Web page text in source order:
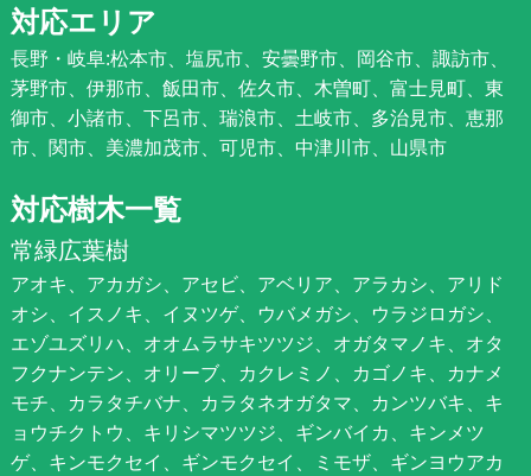
対応エリア
長野・岐阜:松本市、塩尻市、安曇野市、岡谷市、諏訪市、
茅野市、伊那市、飯田市、佐久市、木曽町、富士見町、東
御市、小諸市、下呂市、瑞浪市、土岐市、多治見市、恵那
市、関市、美濃加茂市、可児市、中津川市、山県市
対応樹木一覧
常緑広葉樹
アオキ、アカガシ、アセビ、アベリア、アラカシ、アリド
オシ、イスノキ、イヌツゲ、ウバメガシ、ウラジロガシ、
エゾユズリハ、オオムラサキツツジ、オガタマノキ、オタ
フクナンテン、オリーブ、カクレミノ、カゴノキ、カナメ
モチ、カラタチバナ、カラタネオガタマ、カンツバキ、キ
ョウチクトウ、キリシマツツジ、ギンバイカ、キンメツ
ゲ、キンモクセイ、ギンモクセイ、ミモザ、ギンヨウアカ